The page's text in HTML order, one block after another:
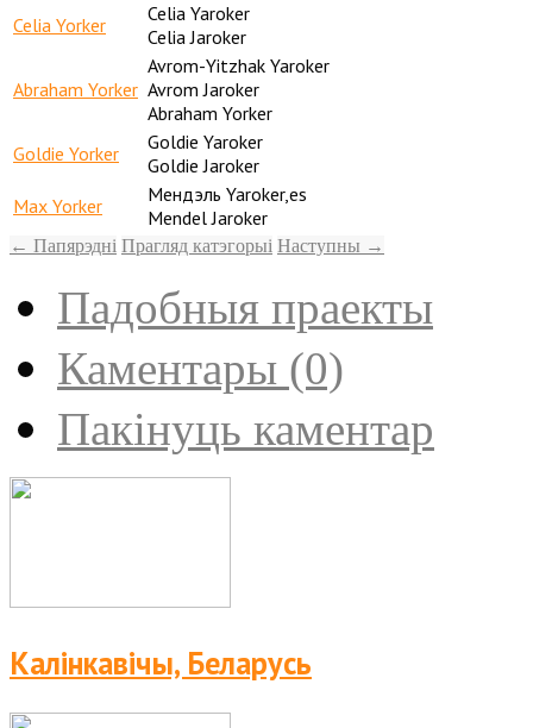
Celia Yorker
Celia Yaroker
Celia Jaroker
Abraham Yorker
Avrom-Yitzhak Yaroker
Avrom Jaroker
Abraham Yorker
Goldie Yorker
Goldie Yaroker
Goldie Jaroker
Max Yorker
Мендэль Yaroker,es
Mendel Jaroker
← Папярэдні Прагляд катэгорыі Наступны →
Падобныя праекты
Каментары (0)
Пакінуць каментар
Калінкавічы, Беларусь